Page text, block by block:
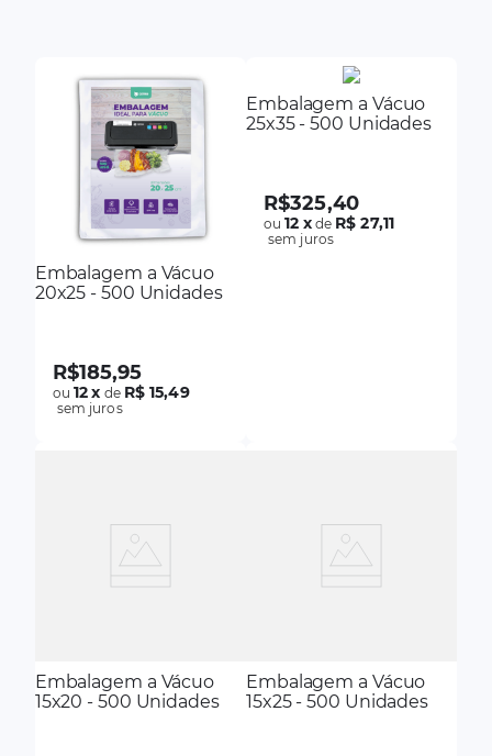
Embalagem a Vácuo
20x25 - 500 Unidades
R$185,95
ou12x de R$ 15,49
sem juros
Embalagem a Vácuo
25x35 - 500 Unidades
R$325,40
ou12 xde R$ 27,11
sem juros
Embalagem a Vácuo
15x20 - 500 Unidades
Embalagem a Vácuo
15x25 - 500 Unidades